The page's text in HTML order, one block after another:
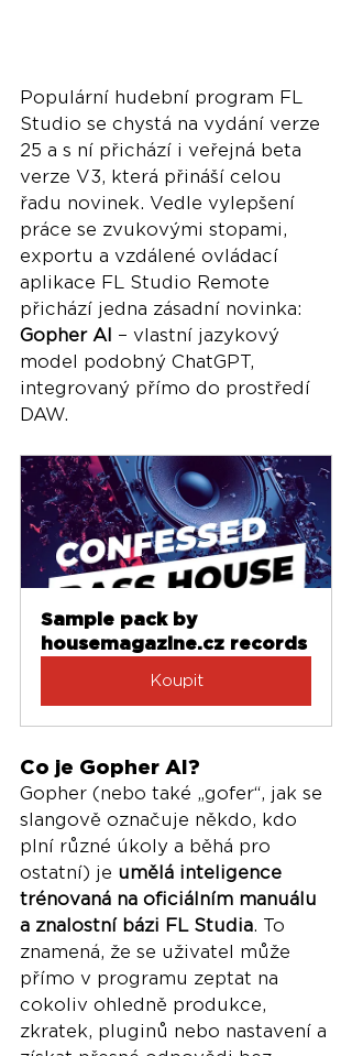
Populární hudební program FL
Studio se chystá na vydání verze
25 a s ní přichází i veřejná beta
verze V3, která přináší celou
řadu novinek. Vedle vylepšení
práce se zvukovými stopami,
exportu a vzdálené ovládací
aplikace FL Studio Remote
přichází jedna zásadní novinka:
Gopher AI – vlastní jazykový
model podobný ChatGPT,
integrovaný přímo do prostředí
DAW.
Sample pack by
housemagazine.cz records
Koupit
Co je Gopher AI?
Gopher (nebo také „gofer“, jak se
slangově označuje někdo, kdo
plní různé úkoly a běhá pro
ostatní) je umělá inteligence
trénovaná na oficiálním manuálu
a znalostní bázi FL Studia. To
znamená, že se uživatel může
přímo v programu zeptat na
cokoliv ohledně produkce,
zkratek, pluginů nebo nastavení a